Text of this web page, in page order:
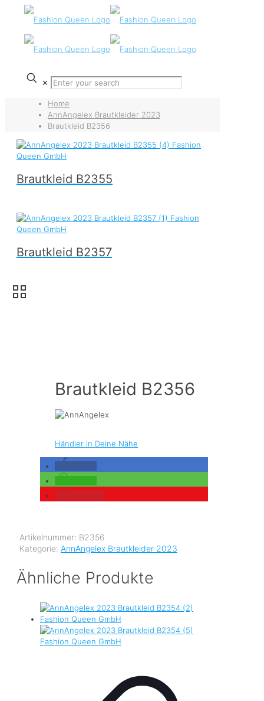
✕
Home
AnnAngelex Brautkleider 2023
Brautkleid B2356
Brautkleid B2355
Brautkleid B2357
Brautkleid B2356
Händler in Deine Nähe
Artikelnummer: B2356
Kategorie: AnnAngelex Brautkleider 2023
Ähnliche Produkte